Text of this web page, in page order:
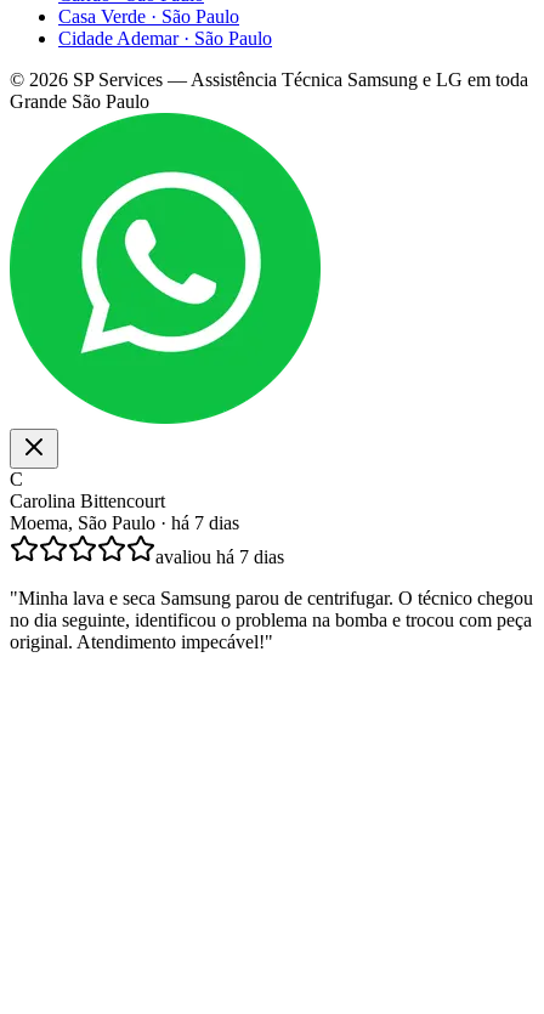
Casa Verde · São Paulo
Cidade Ademar· São Paulo
© 2026 SP Services — Assistência Técnica Samsung e LG em toda
Grande São Paulo
C
Carolina Bittencourt
Moema, São Paulo · há 7 dias
avaliou há 7 dias
"Minha lava e seca Samsung parou de centrifugar. O técnico chegou
no dia seguinte, identificou o problema na bomba e trocou com peça
original. Atendimento impecável!"